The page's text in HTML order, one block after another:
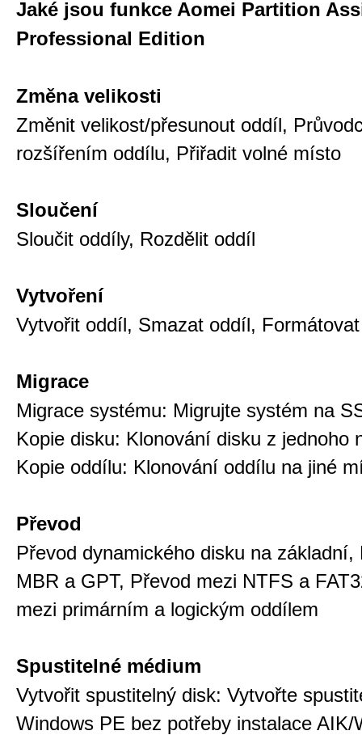
Jaké jsou funkce Aomei Partition
Professional Edition
Změna velikosti
Změnit velikost/přesunout oddíl,
rozšířením oddílu, Přiřadit volné místo
Sloučení
Sloučit oddíly, Rozdělit oddíl
Vytvoření
Vytvořit oddíl, Smazat oddíl,
Migrace
Migrace systému: Migrujte systém na
Kopie disku: Klonování disku z jednoho
Kopie oddílu: Klonování oddílu na jiné
Převod
Převod dynamického disku na základní,
MBR a GPT, Převod mezi NTFS a
mezi primárním a logickým oddílem
Spustitelné médium
Vytvořit spustitelný disk: Vytvořte
Windows PE bez potřeby instalace AIK/